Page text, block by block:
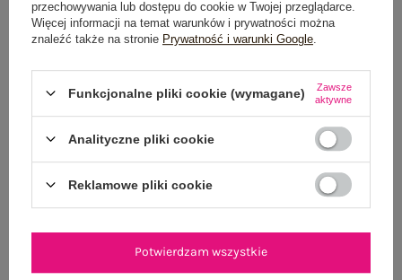
100 dni na zwrot
GŁÓWNE PARAMETRY
OPINIE O PRODUKCIE (0)
WYSYŁKA I DOSTAWA
ZWROTY I REKLAMACJE
przechowywania lub dostępu do cookie w Twojej przeglądarce.
Więcej informacji na temat warunków i prywatności można
znaleźć także na stronie Prywatność i warunki Google
Funkcjonalne pliki cookie (wymagane)
Zawsze
aktywne
Analityczne pliki cookie
Reklamowe pliki cookie
Potwierdzam wszystkie